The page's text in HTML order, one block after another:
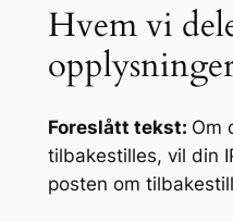
Hvem vi
Foreslått tekst: Om
tilbakestilles, vil din
posten om